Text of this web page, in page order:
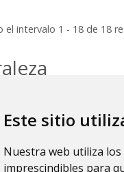
Este sitio
Nuestra web utiliza
imprescindibles para
el intervalo 1 - 18 de 18